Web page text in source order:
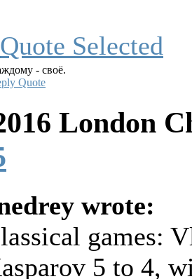
- своё.
Quote
London
wrote:
games:
5 to 4,